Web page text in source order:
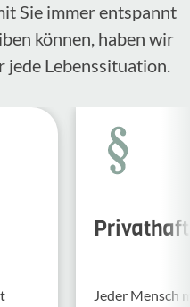
Sie immer entspannt
können, haben wir
jede Lebenssituation.
Jeder Mensch